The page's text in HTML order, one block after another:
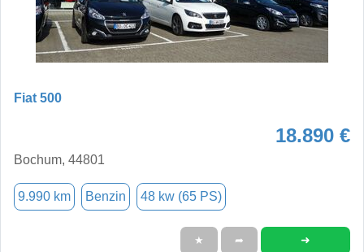
Fiat 500
18.890 €
Bochum, 44801
9.990 km Benzin 48 kw (65 PS)
★ ➦ ➜